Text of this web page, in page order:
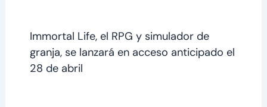
Immortal Life, el RPG y simulador de
granja, se lanzará en acceso anticipado el
28 de abril